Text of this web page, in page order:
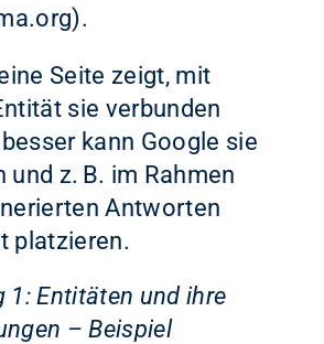
Seite zeigt, mit
sie verbunden
kann Google sie
und z. B. im Rahmen
Antworten
platzieren.
1: Entitäten und ihre
– Beispiel